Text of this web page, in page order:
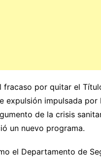
fracaso por quitar el
expulsión impulsada por
de la crisis
un nuevo programa.
el Departamento de